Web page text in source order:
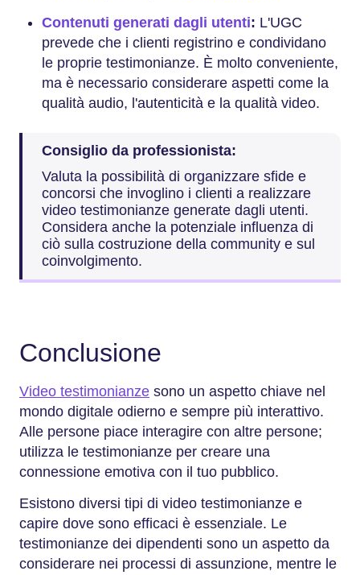
Contenuti generati dagli utenti: L'UGC
prevede che i clienti registrino e condividano
le proprie testimonianze. È molto conveniente,
ma è necessario considerare aspetti come la
qualità audio, l'autenticità e la qualità video.
Consiglio da professionista:
Valuta la possibilità di organizzare sfide e
concorsi che invoglino i clienti a realizzare
video testimonianze generate dagli utenti.
Considera anche la potenziale influenza di
ciò sulla costruzione della community e sul
coinvolgimento.
Conclusione
Video testimonianze sono un aspetto chiave nel
mondo digitale odierno e sempre più interattivo.
Alle persone piace interagire con altre persone;
utilizza le testimonianze per creare una
connessione emotiva con il tuo pubblico.
Esistono diversi tipi di video testimonianze e
capire dove sono efficaci è essenziale. Le
testimonianze dei dipendenti sono un aspetto da
considerare nei processi di assunzione, mentre le